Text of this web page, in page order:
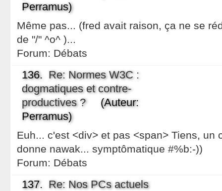
Perramus)
Même pas... (fred avait raison, ça ne se
de "/" ^o^ )...
Forum: Débats
136. Re: Normes W3C :
dogmatiques et contre-
productives ?(Auteur:
Perramus)
Euh... c'est <div> et pas <span> Tiens, un
donne nawak... symptômatique #%b:-))
Forum: Débats
137. Re: Nos PCs actuels